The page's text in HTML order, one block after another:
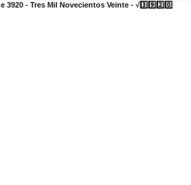
3920 - Tres Mil Novecientos Veinte - √3️⃣9️⃣2️⃣0️⃣